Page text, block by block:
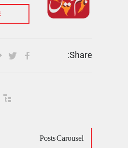
Share:
Posts Carousel